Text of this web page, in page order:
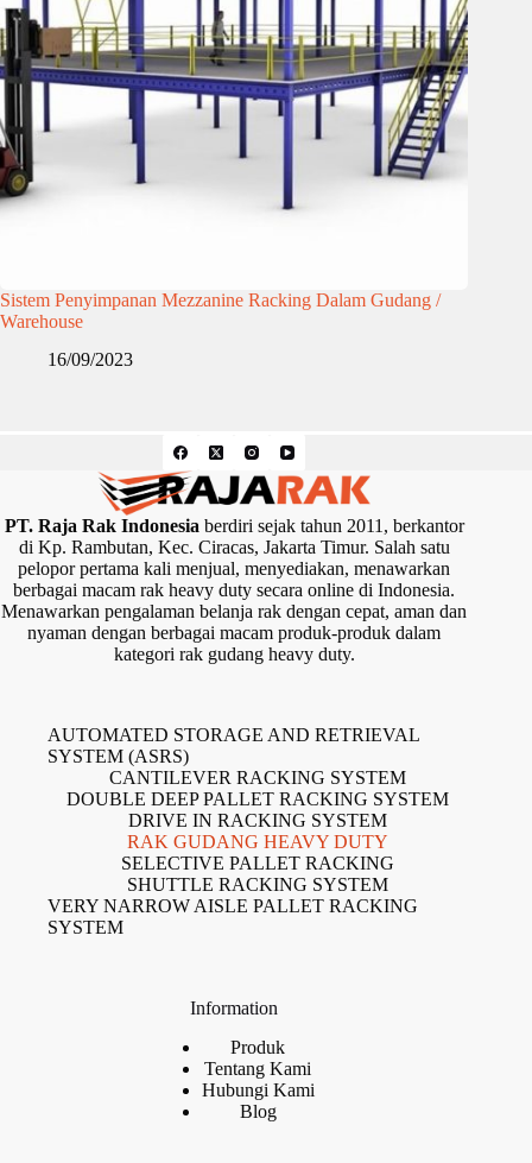
Sistem Penyimpanan Mezzanine Racking Dalam Gudang /
Warehouse
16/09/2023
PT. Raja Rak Indonesiaberdiri sejak tahun 2011, berkantor
di Kp. Rambutan, Kec. Ciracas, Jakarta Timur. Salah satu
pelopor pertama kali menjual, menyediakan, menawarkan
berbagai macam rak heavy duty secara online di Indonesia.
Menawarkan pengalaman belanja rak dengan cepat, aman dan
nyaman dengan berbagai macam produk-produk dalam
kategori rak gudang heavy duty.
AUTOMATED STORAGE AND RETRIEVAL
SYSTEM (ASRS)
CANTILEVER RACKING SYSTEM
DOUBLE DEEP PALLET RACKING SYSTEM
DRIVE IN RACKING SYSTEM
RAK GUDANG HEAVY DUTY
SELECTIVE PALLET RACKING
SHUTTLE RACKING SYSTEM
VERY NARROW AISLE PALLET RACKING
SYSTEM
Information
Produk
Tentang Kami
Hubungi Kami
Blog